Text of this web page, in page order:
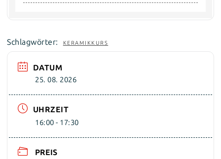
Schlagwörter: KERAMIKKURS
DATUM
25. 08. 2026
UHRZEIT
16:00 - 17:30
PREIS